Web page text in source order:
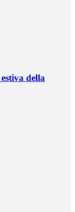
della